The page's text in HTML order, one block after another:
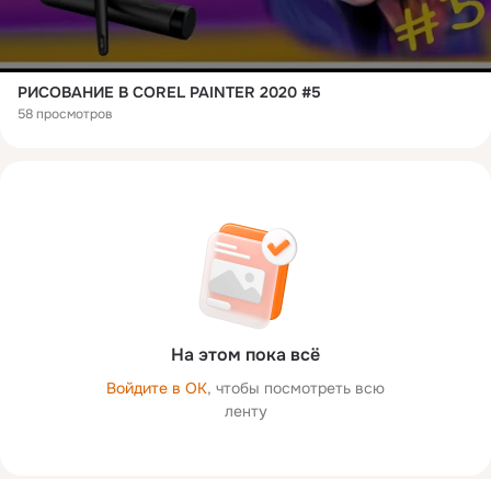
РИСОВАНИЕ В COREL PAINTER 2020 #5
58 просмотров
На этом пока всё
Войдите в ОК, чтобы посмотреть всю
ленту